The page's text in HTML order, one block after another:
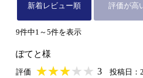
新着レビュー順 評価が高
9件中1～5件を表示
ぽてと様
評価 ★★★★★
★★★★★ 3 投稿日：